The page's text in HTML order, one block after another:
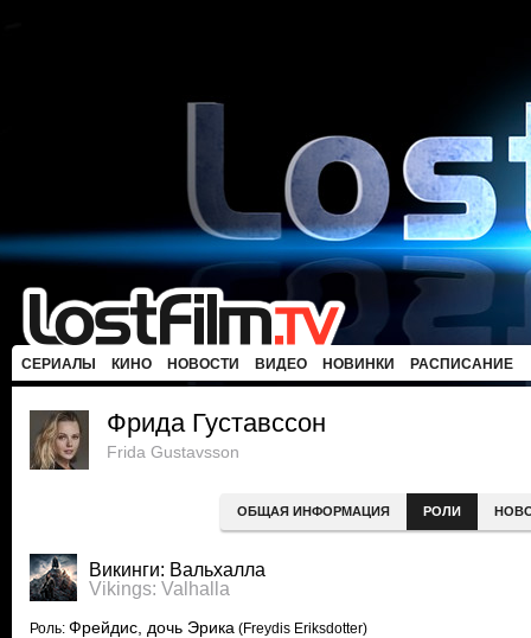
СЕРИАЛЫ КИНО НОВОСТИ ВИДЕО НОВИНКИ РАСПИСАНИЕ
Фрида Густавссон
Frida Gustavsson
ОБЩАЯ ИНФОРМАЦИЯ РОЛИ
Викинги: Вальхалла
Vikings: Valhalla
Роль: Фрейдис, дочь Эрика (Freydis Eriksdotter)